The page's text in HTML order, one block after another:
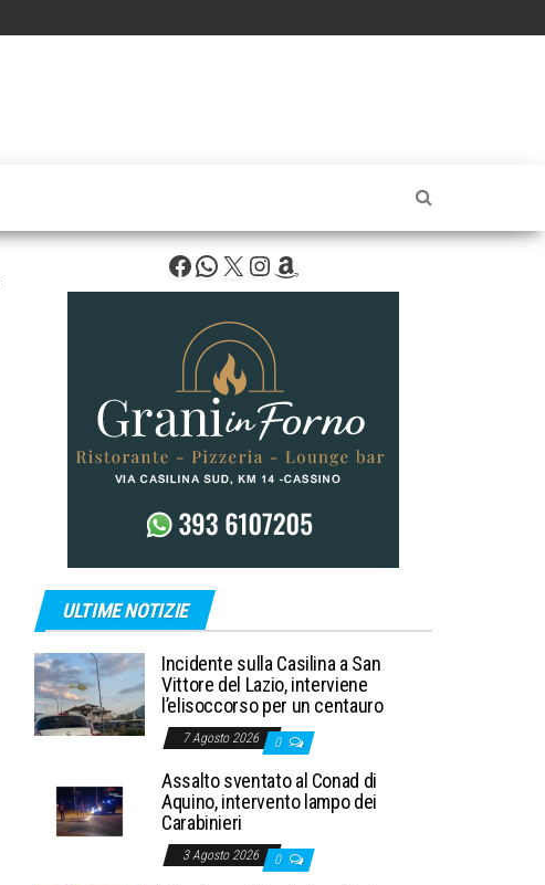
Facebook
WhatsApp
X Instagram
Amazon
ULTIME NOTIZIE
Incidente sulla Casilina a San
Vittore del Lazio, interviene
l’elisoccorso per un centauro
7 Agosto 2026 0
Assalto sventato al Conad di
Aquino, intervento lampo dei
Carabinieri
3 Agosto 2026 0